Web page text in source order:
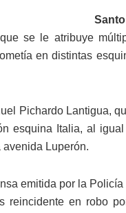
se le atribuye
en distintas
Pichardo Lantigua,
esquina Italia, al
avenida Luperón.
emitida por la
reincidente en robo